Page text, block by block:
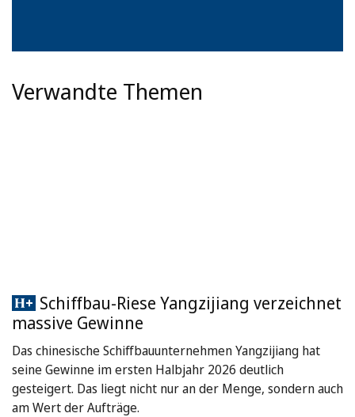
Verwandte Themen
Schiffbau-Riese Yangzijiang verzeichnet
massive Gewinne
Das chinesische Schiffbauunternehmen Yangzijiang hat
seine Gewinne im ersten Halbjahr 2026 deutlich
gesteigert. Das liegt nicht nur an der Menge, sondern auch
am Wert der Aufträge.